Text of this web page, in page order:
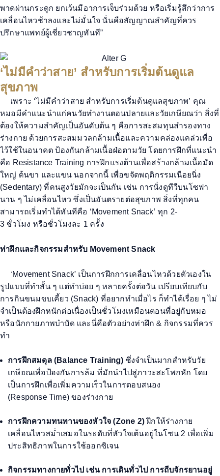
พาดผ่านกระดูก ยกเว้นมีอาการเจ็บร่วมด้วย หรือเริ่มรู้สึกว่าการ
เคลื่อนไหวช้าลงและไม่มั่นใจ นั่นคือสัญญาณสำคัญที่ควร
ปรึกษาแพทย์ผู้เชี่ยวชาญทันที”
‘ไม่มีคำว่าสาย’ สำหรับการเริ่มต้นดูแล
สุขภาพ
เพราะ ‘ไม่มีคำว่าสาย สำหรับการเริ่มต้นดูแลสุขภาพ’ คุณ
หมอมีคำแนะนำแก่คนวัยทำงานตอนปลายและวัยเกษียณว่า สิ่งที่
ต้องให้ความสำคัญเป็นอันดับต้น ๆ คือการสะสมทุนสำรองทาง
ร่างกาย ด้วยการสะสมมวลกล้ามเนื้อและความคล่องแคล่วเพื่อ
ไว้ใช้ในอนาคต ป้องกันกล้ามเนื้อฝ่อตามวัย โดยการฝึกที่แนะนำ
คือ Resistance Training การฝึกแรงต้านเพื่อสร้างกล้ามเนื้อมัด
ใหญ่ ต้นขา และแขน นอกจากนี้ เพื่อขจัดพฤติกรรมเนือยนิ่ง
(Sedentary) ที่คนสูงวัยมักจะเป็นกัน เช่น การนั่งดูทีวีบนโซฟา
นาน ๆไม่เคลื่อนไหวซึ่งเป็นอันตรายต่อสุขภาพ สิ่งที่ทุกคน
สามารถเริ่มทำได้ทันทีคือ ‘Movement Snack’ ทุก 2-
3 ชั่วโมง หรือชั่วโมงละ 1 ครั้ง
ท่าฝึกและกิจกรรมสำหรับ Movement Snack
‘Movement Snack’ เป็นการฝึกการเคลื่อนไหวด้วยตัวเองใน
รูปแบบที่ทำสั้น ๆ แต่ทำบ่อย ๆ หลายครั้งต่อวัน เปรียบเทียบกับ
การกินขนมขบเคี้ยว (Snack) ที่อยากทำเมื่อไร ก็ทำได้เรื่อย ๆ ไม่
จำเป็นต้องฝึกหนักต่อเนื่องเป็นชั่วโมงเหมือนตอนที่อยู่กับหมอ
หรือนักกายภาพบำบัด และนี่คือตัวอย่างท่าฝึก & กิจกรรมที่ควร
ทำ
การฝึกสมดุล (Balance Training) ซึ่งจำเป็นมากสำหรับวัย
เกษียณเพื่อป้องกันการล้ม ที่มักนำไปสู่ภาวะสะโพกหัก โดย
เป็นการฝึกเพื่อเพิ่มความเร็วในการตอบสนอง
(ResponseTime)ของร่างกาย
การฝึกความทนทานของหัวใจ (Zone 2)ฝึกให้ร่างกาย
เคลื่อนไหวสม่ำเสมอในระดับที่หัวใจเต้นอยู่ในโซน 2 เพื่อเพิ่ม
ประสิทธิภาพในการใช้ออกซิเจน
กิจกรรมทางกายทั่วไป เช่น การเดินทั่วไป การถีบจักรยานอยู่